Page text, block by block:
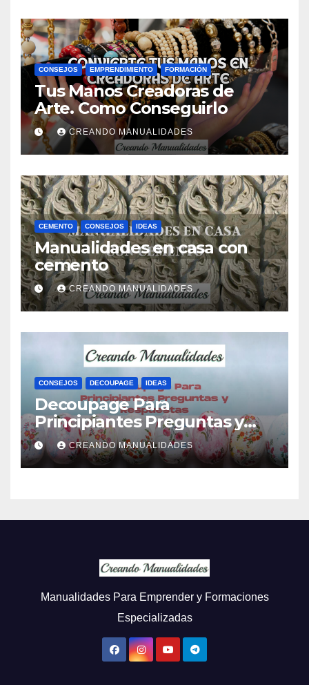
CONSEJOS EMPRENDIMIENTO FORMACIÓN
Tus Manos Creadoras de
Arte. Como Conseguirlo
CREANDO MANUALIDADES
CEMENTO CONSEJOS IDEAS
Manualidades en casa con
cemento
CREANDO MANUALIDADES
CONSEJOS DECOUPAGE IDEAS
Decoupage Para
Principiantes Preguntas y
Respuestas
CREANDO MANUALIDADES
Manualidades Para Emprender y Formaciones
Especializadas